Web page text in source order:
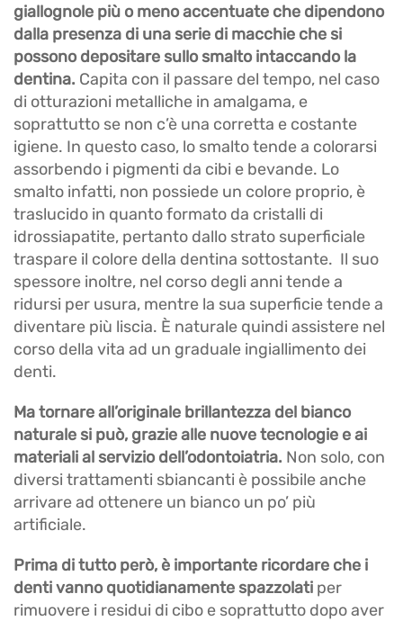
giallognole più o meno accentuate che dipendono
dalla presenza di una serie di macchie che si
possono depositare sullo smalto intaccando la
dentina. Capita con il passare del tempo, nel caso
di otturazioni metalliche in amalgama, e
soprattutto se non c’è una corretta e costante
igiene. In questo caso, lo smalto tende a colorarsi
assorbendo i pigmenti da cibi e bevande. Lo
smalto infatti, non possiede un colore proprio, è
traslucido in quanto formato da cristalli di
idrossiapatite, pertanto dallo strato superficiale
traspare il colore della dentina sottostante. Il suo
spessore inoltre, nel corso degli anni tende a
ridursi per usura, mentre la sua superficie tende a
diventare più liscia. È naturale quindi assistere nel
corso della vita ad un graduale ingiallimento dei
denti.
Ma tornare all’originale brillantezza del bianco
naturale si può, grazie alle nuove tecnologie e ai
materiali al servizio dell’odontoiatria. Non solo, con
diversi trattamenti sbiancanti è possibile anche
arrivare ad ottenere un bianco un po’ più
artificiale.
Prima di tutto però, è importante ricordare che i
denti vanno quotidianamente spazzolati per
rimuovere i residui di cibo e soprattutto dopo aver